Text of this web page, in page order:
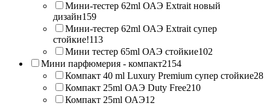
Мини-тестер 62ml ОАЭ Extrait новый
дизайн159
Мини-тестер 62ml ОАЭ Extrait супер
стойкие!113
Мини тестер 65ml ОАЭ стойкие102
Мини парфюмерия - компакт2154
Компакт 40 ml Luxury Premium супер стойкие28
Компакт 25ml ОАЭ Duty Free210
Компакт 25ml ОАЭ12